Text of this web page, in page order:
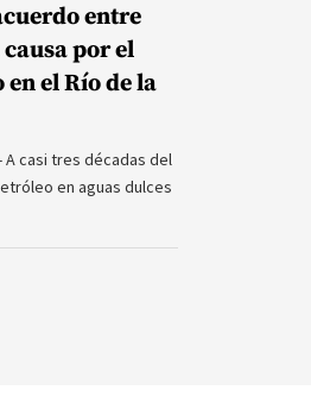
entre
por el
el Río de la
A casi tres décadas del
en aguas dulces